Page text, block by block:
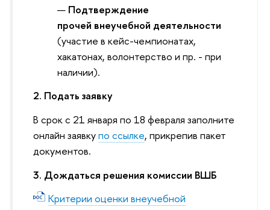
Подтверждение
прочей внеучебной деятельности
(участие в кейс-чемпионатах,
хакатонах, волонтерство и пр. - при
наличии).
2. Подать заявку
В срок с 21 января по 18 февраля заполните
онлайн заявкупо ссылке, прикрепив пакет
документов.
3. Дождаться решения комиссии ВШБ
Критерии оценки внеучебной